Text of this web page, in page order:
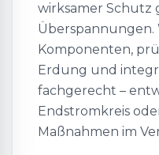
wirksamer Schutz
Komponenten,
Erdung und
fachgerecht –
Endstromkreis
Maßnahmen im